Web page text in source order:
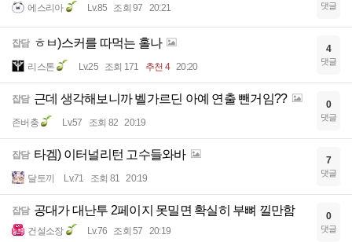
에스리아 Lv.85 조회 97 20:21 댓글
잡담 ㅎㅂ)스커를 따먹는 홀나
리스톤 Lv.25 조회 171 추천 4 20:20
4
댓글
잡담 근데 생각해보니까 벨가르딘 아예 연출 뺀거임??
존버충 Lv.57 조회 82 20:19
0
댓글
잡담 타겜) 이터널리턴 고수들와바
달토끼 Lv.71 조회 81 20:19
7
댓글
잡담 공대가 대난투 2페이지 못밀면 확실히 부뼈 낄만함
건설소장 Lv.76 조회 57 20:19
0
댓글